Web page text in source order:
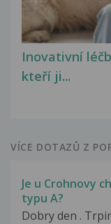
Inovativní
kteří ji...
VÍCE DOTAZŮ Z
Je u Crohnovy
typu A?
Dobry den .